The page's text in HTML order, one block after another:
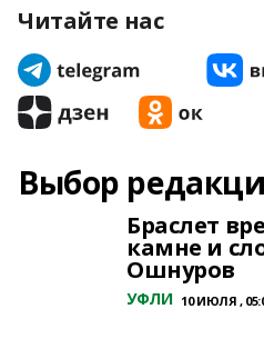
Читайте нас
Выбор
Браслет
камне и
Ошнуров
УФЛИ 10 ИЮЛЯ ,